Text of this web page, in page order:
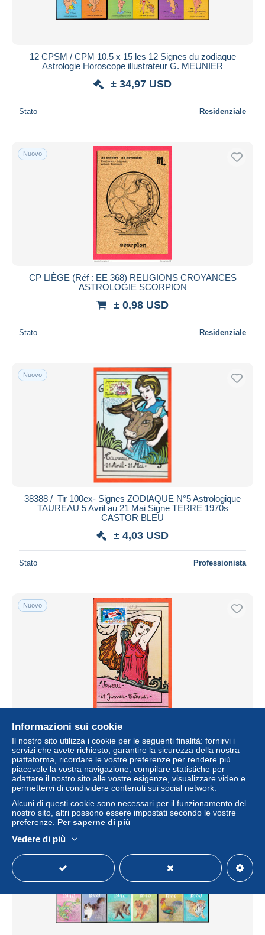
12 CPSM / CPM 10.5 x 15 les 12 Signes du zodiaque
Astrologie Horoscope illustrateur G. MEUNIER
± 34,97 USD
Stato Residenziale
Nuovo
CP LIÈGE (Réf : EE 368) RELIGIONS CROYANCES
ASTROLOGIE SCORPION
± 0,98 USD
Stato Residenziale
Nuovo
38388 / ️ Tir 100ex- Signes ZODIAQUE N°5 Astrologique
TAUREAU 5 Avril au 21 Mai Signe TERRE 1970s
CASTOR BLEU
± 4,03 USD
Stato Professionista
Nuovo
38387 / ️ Tir 100ex- Signes ZODIAQUE N°2 Astrologique
VERSEAU 21 janvier-18 Février Signe AIR 1970s
CASTOR BLEU
± 4,03 USD
Stato Professionista
Informazioni sui cookie
Il nostro sito utilizza i cookie per le seguenti finalità: fornirvi i
servizi che avete richiesto, garantire la sicurezza della nostra
piattaforma, ricordare le vostre preferenze per rendere più
piacevole la vostra navigazione, compilare statistiche per
adattare il nostro sito alle vostre esigenze, visualizzare video e
permettervi di condividere contenuti sui social network.
Alcuni di questi cookie sono necessari per il funzionamento del
nostro sito, altri possono essere impostati secondo le vostre
preferenze. Per saperne di più
Vedere di più